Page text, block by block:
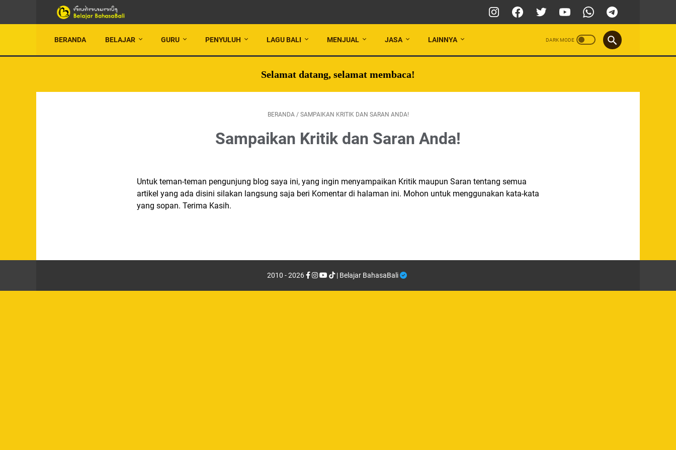
BERANDA BELAJAR GURU PENYULUH LAGU BALI MENJUAL JASA LAINNYA
Selamat datang, selamat membaca!
BERANDA / SAMPAIKAN KRITIK DAN SARAN ANDA!
Sampaikan Kritik dan Saran Anda!
Untuk teman-teman pengunjung blog saya ini, yang ingin menyampaikan Kritik maupun Saran tentang semua
artikel yang ada disini silakan langsung saja beri Komentar di halaman ini. Mohon untuk menggunakan kata-kata
yang sopan. Terima Kasih.
2010 - 2026 | Belajar BahasaBali